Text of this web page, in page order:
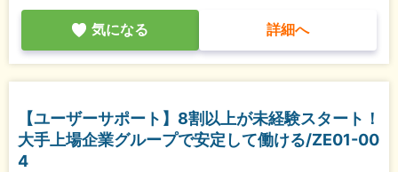
気になる 詳細へ
【ユーザーサポート】8割以上が未経験スタート！
大手上場企業グループで安定して働ける/ZE01-00
4